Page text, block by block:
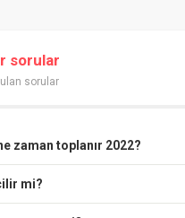
sorular
sorular
zaman toplanır 2022?
mi?